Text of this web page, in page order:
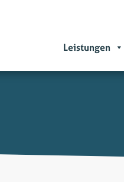
Leistungen